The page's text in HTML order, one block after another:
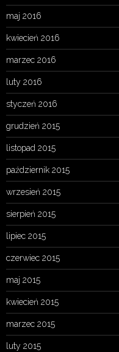
maj 2016
kwiecień 2016
marzec 2016
luty 2016
styczeń 2016
grudzień 2015
listopad 2015
październik 2015
wrzesień 2015
sierpień 2015
lipiec 2015
czerwiec 2015
maj 2015
kwiecień 2015
marzec 2015
luty 2015